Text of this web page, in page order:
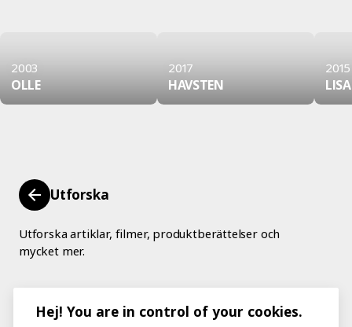
2003
OLLE
2017
HAVSTEN
2015
Utforska
Utforska artiklar, filmer, produktberättelser och
mycket mer.
Hej! You are in control of your cookies.